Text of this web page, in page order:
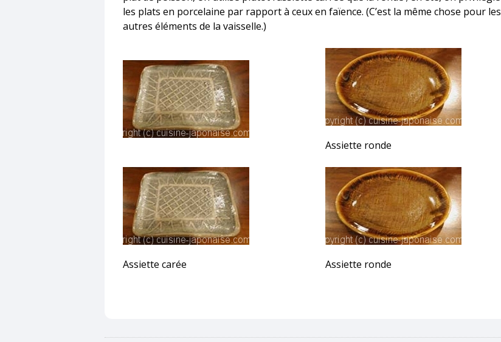
les plats en porcelaine par rapport à ceux en faïence. (C’est la même chose pour les
autres éléments de la vaisselle.)
Assiette ronde
Assiette carée Assiette ronde